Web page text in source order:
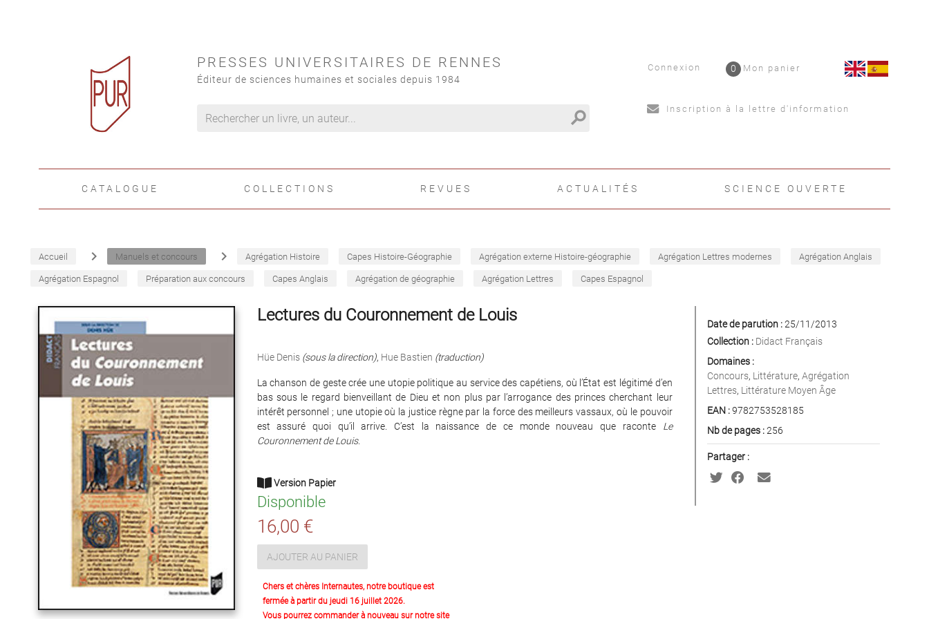
PRESSES UNIVERSITAIRES DE RENNES
Éditeur de sciences humaines et sociales depuis 1984
search
Connexion Mon panier
0
Inscription à la lettre d'information
CATALOGUE COLLECTIONS REVUES ACTUALITÉS SCIENCE OUVERTE
Accueil navigate_next Manuels et concours navigate_next Agrégation Histoire Capes Histoire-Géographie Agrégation externe Histoire-géographie Agrégation Lettres modernes Agrégation Anglais
Agrégation Espagnol Préparation aux concours Capes Anglais Agrégation de géographie Agrégation Lettres Capes Espagnol
Lectures du Couronnement de Louis
Hüe Denis (sous la direction), Hue Bastien (traduction)
La chanson de geste crée une utopie politique au service des capétiens, où l’État est légitimé d’en
bas sous le regard bienveillant de Dieu et non plus par l’arrogance des princes cherchant leur
intérêt personnel ; une utopie où la justice règne par la force des meilleurs vassaux, où le pouvoir
est assuré quoi qu’il arrive. C’est la naissance de ce monde nouveau que raconte Le
Couronnement de Louis.
Version Papier
Disponible
16,00 €
AJOUTER AU PANIER
Chers et chères Internautes, notre boutique est
fermée à partir du jeudi 16 juillet 2026.
Vous pourrez commander à nouveau sur notre site
Date de parution :25/11/2013
Collection : Didact Français
Domaines :
Concours, Littérature, Agrégation
Lettres, Littérature Moyen Âge
EAN :9782753528185
Nb de pages :256
Partager :